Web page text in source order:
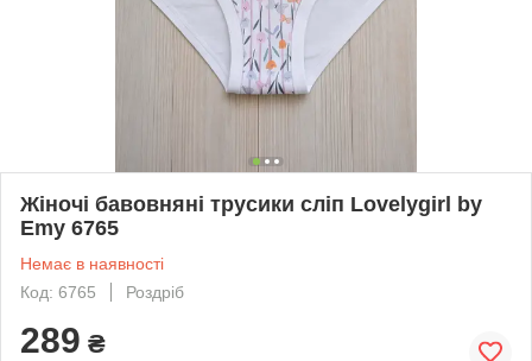
Жіночі бавовняні трусики сліп Lovelygirl by
Emy 6765
Немає в наявності
Код: 6765
Роздріб
289 ₴